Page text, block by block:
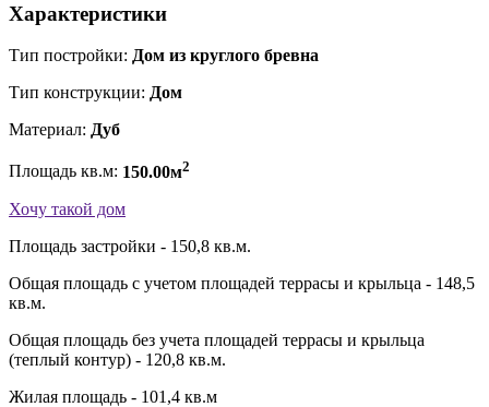
Характеристики
Тип постройки: Дом из круглого бревна
Тип конструкции: Дом
Материал: Дуб
Площадь кв.м: 150.00м2
Хочу такой дом
Площадь застройки - 150,8 кв.м.
Общая площадь с учетом площадей террасы и крыльца - 148,5
кв.м.
Общая площадь без учета площадей террасы и крыльца
(теплый контур) - 120,8 кв.м.
Жилая площадь - 101,4 кв.м